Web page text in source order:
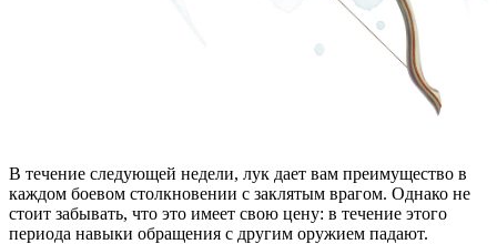
В течение следующей недели, лук дает вам преимущество в
каждом боевом столкновении с заклятым врагом. Однако не
стоит забывать, что это имеет свою цену: в течение этого
периода навыки обращения с другим оружием падают.